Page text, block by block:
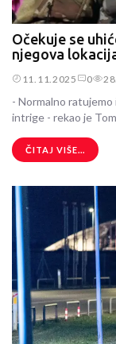
Očekuje se
njegova
11.11.2025 0
- Normalno ratujemo
intrige - rekao je
ČITAJ VIŠE...